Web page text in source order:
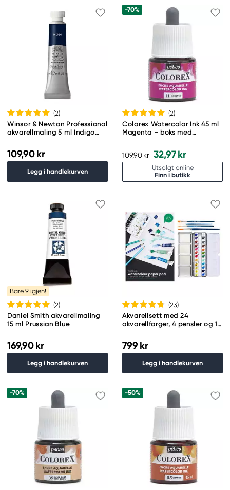
(2)
Winsor & Newton Professional
akvarellmaling 5 ml Indigo
109,90 kr
Legg i handlekurven
-70%
(2)
Colorex Watercolor Ink 45 ml
Magenta – boks med
109,90 kr 32,97 kr
Utsolgt online
Finn i butikk
Bare 9 igjen!
(2)
Daniel Smith akvarellmaling
15 ml Prussian Blue
169,90 kr
Legg i handlekurven
(23)
Akvarellsett med 24
akvarellfarger, 4 pensler og 1
799 kr
Legg i handlekurven
-70% -50%